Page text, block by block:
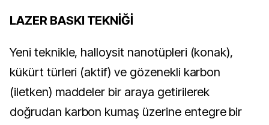
LAZER BASKI TEKNİĞİ
Yeni teknikle, halloysit nanotüpleri (konak),
kükürt türleri (aktif) ve gözenekli karbon
(iletken) maddeler bir araya getirilerek
doğrudan karbon kumaş üzerine entegre bir